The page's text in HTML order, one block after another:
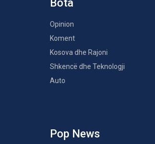
Bota
Opinion
Koment
Kosova dhe Rajoni
Shkencë dhe Teknologji
Auto
Pop News